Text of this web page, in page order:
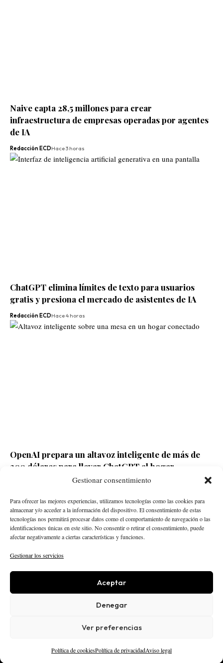
Gestionar consentimiento
Para ofrecer las mejores experiencias, utilizamos tecnologías como las cookies para
almacenar y/o acceder a la información del dispositivo. El consentimiento de estas
tecnologías nos permitirá procesar datos como el comportamiento de navegación o las
identificaciones únicas en este sitio. No consentir o retirar el consentimiento, puede
afectar negativamente a ciertas características y funciones.
Gestionar los servicios
Aceptar
Denegar
Ver preferencias
Política de cookiesPolítica de privacidadAviso legal
Naive capta 28,5 millones para crear
infraestructura de empresas operadas por agentes
de IA
Redacción ECDHace 3 horas
ChatGPT elimina límites de texto para usuarios
gratis y presiona el mercado de asistentes de IA
Redacción ECDHace 4 horas
OpenAI prepara un altavoz inteligente de más de
300 dólares para llevar ChatGPT al hogar
Hace 4 horas
INTELIGENCIA ARTIFICIAL
CREATOR ECONOMY
ROBÓTICA
NEGOCIOS
ECONOMÍA
ACTUALIDAD
AVISO LEGAL
PRIVACIDAD